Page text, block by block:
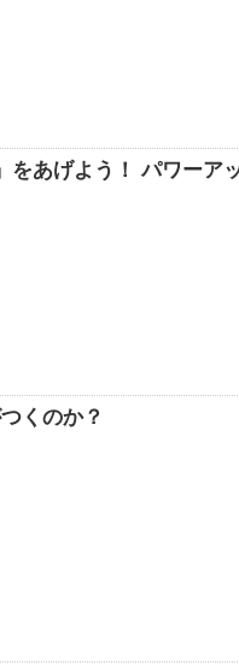
をあげよう！ パワーア
くのか？